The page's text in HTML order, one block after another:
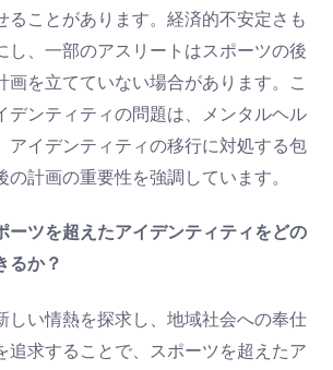
ることがあります。経済的不安定さも
し、一部のアスリートはスポーツの後
画を立てていない場合があります。こ
デンティティの問題は、メンタルヘル
アイデンティティの移行に対処する包
計画の重要性を強調しています。
ーツを超えたアイデンティティをどの
るか？
しい情熱を探求し、地域社会への奉仕
追求することで、スポーツを超えたア